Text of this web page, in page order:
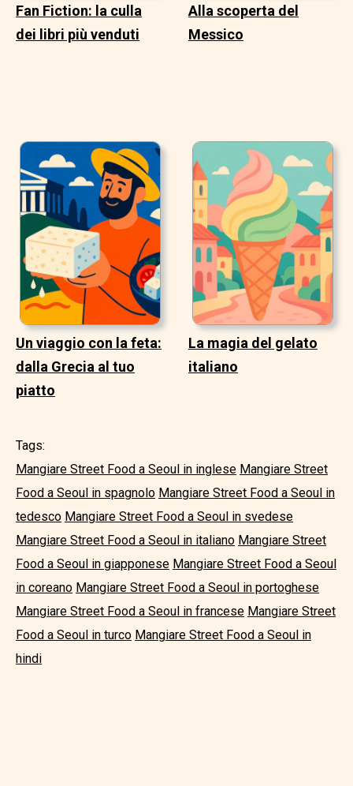
Fan Fiction: la culla
dei libri più venduti
Alla scoperta del
Messico
Un viaggio con la feta:
dalla Grecia al tuo
piatto
La magia del gelato
italiano
Tags:
Mangiare Street Food a Seoul in inglese Mangiare Street
Food a Seoul in spagnolo Mangiare Street Food a Seoul in
tedesco Mangiare Street Food a Seoul in svedese
Mangiare Street Food a Seoul in italiano Mangiare Street
Food a Seoul in giapponese Mangiare Street Food a Seoul
in coreano Mangiare Street Food a Seoul in portoghese
Mangiare Street Food a Seoul in francese Mangiare Street
Food a Seoul in turco Mangiare Street Food a Seoul in
hindi